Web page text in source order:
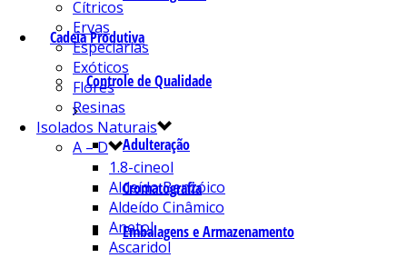
Cadeia Produtiva
Controle de Qualidade
Adulteração
Cromatografia
Embalagens e Armazenamento
Cítricos
Ervas
Especiarias
Exóticos
Flores
Resinas
Isolados Naturais
A – D
1.8-cineol
Aldeído Benzóico
Aldeído Cinâmico
Anetol
Ascaridol